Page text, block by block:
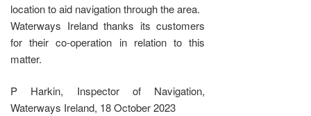
location to aid navigation through the area.
Waterways Ireland thanks its customers
for their co-operation in relation to this
matter.
P Harkin, Inspector of Navigation,
Waterways Ireland, 18 October 2023